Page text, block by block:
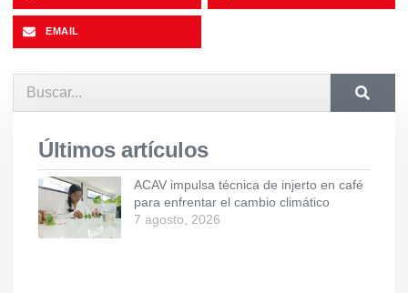
EMAIL
Últimos artículos
ACAV impulsa técnica de injerto en café
para enfrentar el cambio climático
7 agosto, 2026